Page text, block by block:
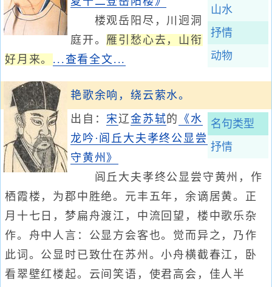
山水
抒情
动物
楼观岳阳尽，川迥洞
庭开。 雁引愁心去，山衔
好月来。 ...查看全文...
艳歌余响，绕云萦水。
名句类型
抒情
出自：宋辽金苏轼的 《水
龙吟·闾丘大夫孝终公显尝
守黄州》
闾丘大夫孝终公显尝守黄州，作
栖霞楼，为郡中胜绝。元丰五年，余谪居黄。正
月十七日，梦扁舟渡江，中流回望，楼中歌乐杂
作。舟中人言：公显方会客也。觉而异之，乃作
此词。公显时已致仕在苏州。小舟横截春江，卧
看翠壁红楼起。云间笑语，使君高会，佳人半